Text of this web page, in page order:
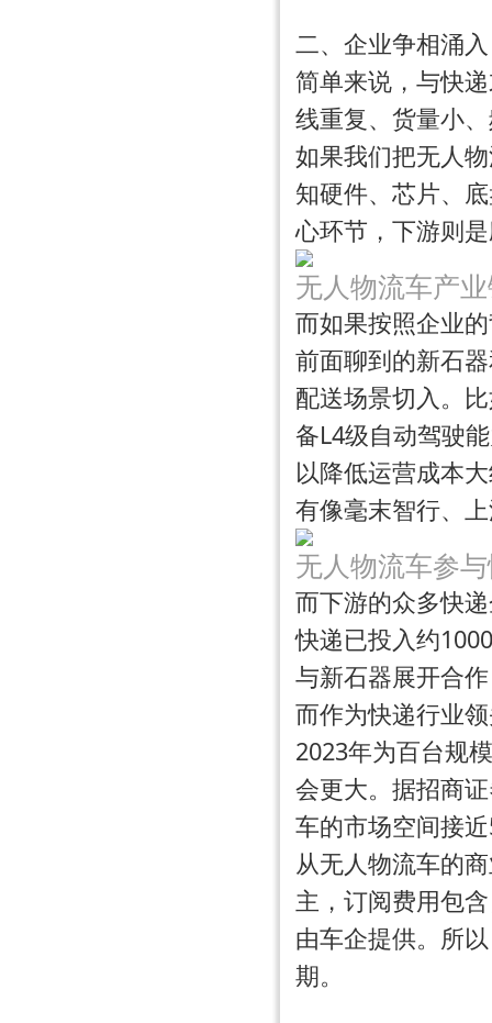
二、企业争相涌
简单来说，与快
线重复、货量小
如果我们把无人
知硬件、芯片、
心环节， 下游则
无人物流车产
而如果按照企业
前面聊到的新石
配送场景切入。
备L4级自动驾驶
以降低运营成本
有像毫末智行、
无人物流车参
而下游的众多快
快递已投入约
与新石器展开合
而作为快递行业
2023年为百台规
会更大。据招商
车的市场空间接近
从无人物流车的
主，订阅费用包
由车企提供。所
期。